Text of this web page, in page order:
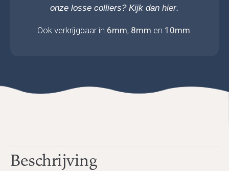
onze losse colliers? Kijk dan hier.
Ook verkrijgbaar in 6mm, 8mm en 10mm.
Beschrijving